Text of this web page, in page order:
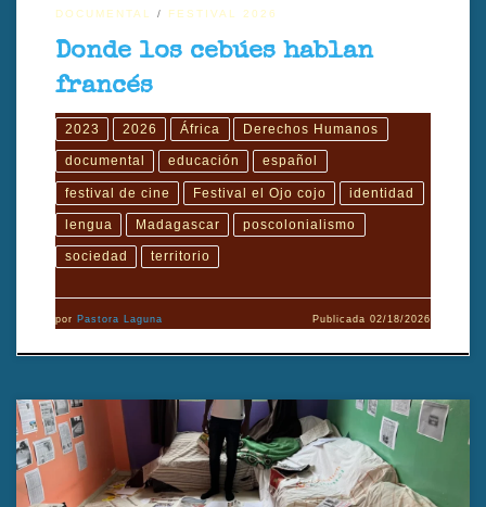
DOCUMENTAL FESTIVAL 2026
Donde los cebúes hablan
francés
2023 2026 África Derechos Humanos
documental educación español
festival de cine Festival el Ojo cojo identidad
lengua Madagascar poscolonialismo
sociedad territorio
por Pastora Laguna Publicada02/18/2026